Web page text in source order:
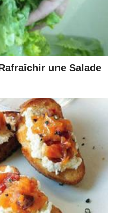
une Salade